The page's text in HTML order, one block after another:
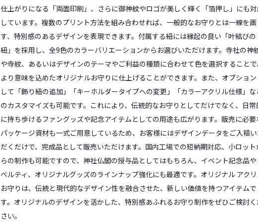
仕上がりになる「両面印刷」、さらに御神紋やロゴが美しく輝く「箔押し」にも
しています。複数のプリント方法を組み合わせれば、一般的なお守りとは一線を画
す、特別感のあるデザインを表現できます。付属する紐には縁起の良い「叶結びの
紐」を採用し、全9色のカラーバリエーションからお選びいただけます。寺社の神
や寺紋、あるいはデザインのテーマやご利益の種類に合わせて色を選択することで
より意味を込めたオリジナルお守りに仕上げることができます。また、オプション
して「飾り紐の追加」「キーホルダータイプへの変更」「カラーアクリル仕様」な
のカスタマイズも可能です。これにより、伝統的なお守りとしてだけでなく、日常
に持ち歩けるファングッズや記念アイテムとしての用途も広がります。販売に必要
パッケージ資材も一式ご用意しているため、お客様にはデザインデータをご入稿
だくだけで、完成品として販売いただけます。国内工場での短納期対応、小ロット
らの制作も可能ですので、神社仏閣の授与品としてはもちろん、イベント記念品や
ベルティ、オリジナルグッズのラインナップ強化にも最適です。オリジナル アク
お守りは、伝統と現代的なデザイン性を融合させた、新しい価値を持つアイテムで
す。オリジナルのデザインを活かした、特別感あふれるお守り制作をぜひご検討く
さい。